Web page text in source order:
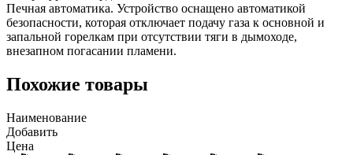
Печная автоматика. Устройство оснащено автоматикой
безопасности, которая отключает подачу газа к основной и
запальной горелкам при отсутствии тяги в дымоходе,
внезапном погасании пламени.
Похожие товары
Наименование
Добавить
Цена